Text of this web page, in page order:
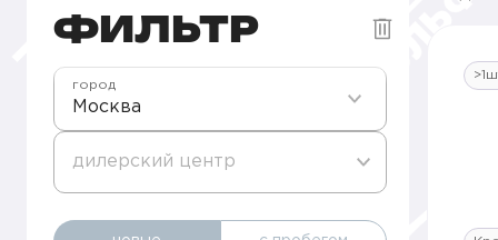
ФИЛЬТР
Москва
город
дилерский центр